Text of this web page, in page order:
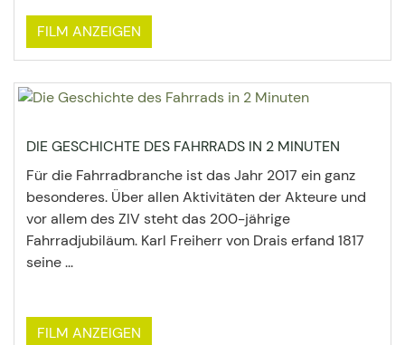
FILM ANZEIGEN
DIE GESCHICHTE DES FAHRRADS IN 2 MINUTEN
Für die Fahrradbranche ist das Jahr 2017 ein ganz
besonderes. Über allen Aktivitäten der Akteure und
vor allem des ZIV steht das 200-jährige
Fahrradjubiläum. Karl Freiherr von Drais erfand 1817
seine ...
FILM ANZEIGEN